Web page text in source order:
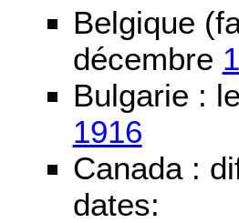
Belgique
décembre
Bulgarie :
1916
Canada :
dates: